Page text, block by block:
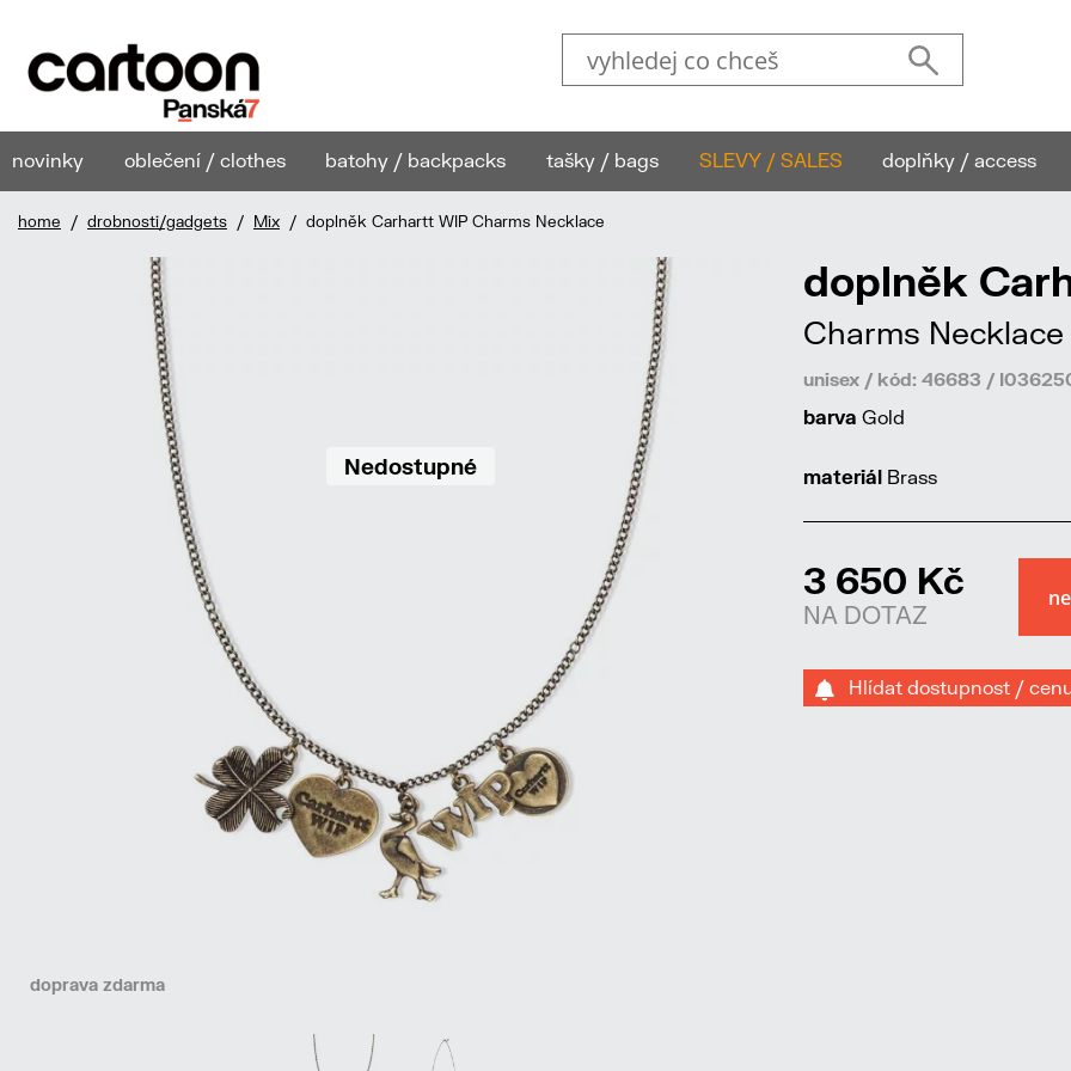
novinky oblečení / clothes batohy / backpacks tašky / bags SLEVY / SALES doplňky / access
home / drobnosti/gadgets / Mix / doplněk Carhartt WIP Charms Necklace
Nedostupné
doprava zdarma
doplněk
Charms Necklace
unisex / kód: 46683 /
barva Gold
materiál Brass
3 650 Kč
NA DOTAZ
Hlídat dostupnost /